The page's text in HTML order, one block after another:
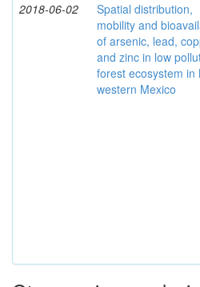
2018-06-02
Spatial distribution,
mobility and
of arsenic, lead,
and zinc in low
forest ecosystem in
western Mexico